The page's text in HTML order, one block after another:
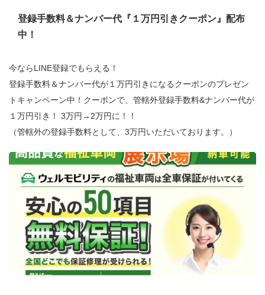
登録手数料＆ナンバー代『１万円引きクーポン』配布
中！
今ならLINE登録でもらえる！
登録手数料＆ナンバー代が１万円引きになるクーポンのプレゼン
トキャンペーン中！クーポンで、管轄外登録手数料&ナンバー代が
１万円引き！ 3万円→2万円に！！
（管轄外の登録手数料として、3万円いただいております。）